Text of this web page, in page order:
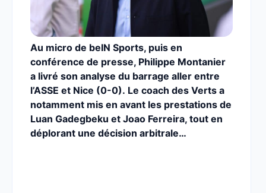
Au micro de beIN Sports, puis en
conférence de presse, Philippe Montanier
a livré son analyse du barrage aller entre
l’ASSE et Nice (0-0). Le coach des Verts a
notamment mis en avant les prestations de
Luan Gadegbeku et Joao Ferreira, tout en
déplorant une décision arbitrale…